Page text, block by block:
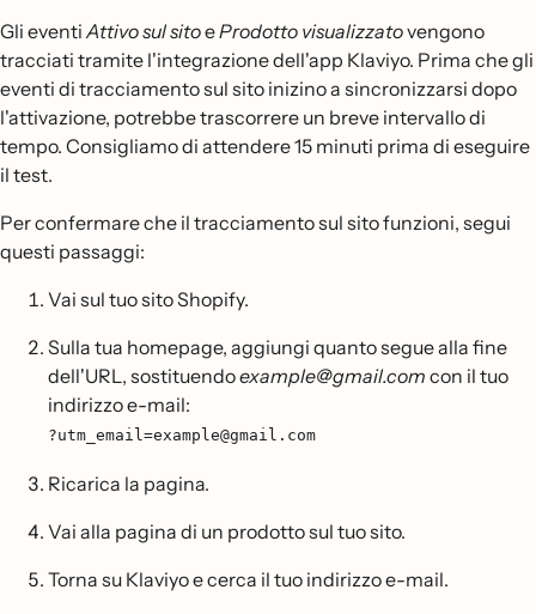
Gli eventiAttivo sul sitoeProdotto visualizzatovengono
tracciati tramite l'integrazione dell'app Klaviyo. Prima che gli
eventi di tracciamento sul sito inizino a sincronizzarsi dopo
l'attivazione, potrebbe trascorrere un breve intervallo di
tempo. Consigliamo di attendere 15 minuti prima di eseguire
il test.
Per confermare che il tracciamento sul sito funzioni, segui
questi passaggi:
Vai sul tuo sito Shopify.
Sulla tua homepage, aggiungi quanto segue alla fine
dell'URL, sostituendoexample@gmail.com con il tuo
indirizzo e-mail:
?utm_email=example@gmail.com
Ricarica la pagina.
Vai alla pagina di un prodotto sul tuo sito.
Torna su Klaviyo e cerca il tuo indirizzo e-mail.